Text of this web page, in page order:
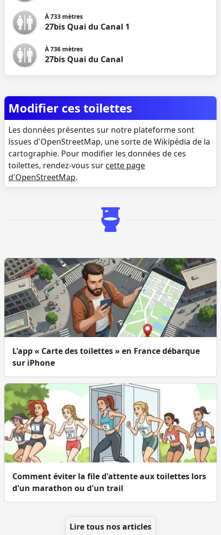
À733 mètres
27bis Quai du Canal 1
À736 mètres
27bis Quai du Canal
Modifier ces toilettes
Les données présentes sur notre plateforme sont
issues d'OpenStreetMap, une sorte de Wikipédia de la
cartographie. Pour modifier les données de ces
toilettes, rendez-vous sur cette page
d'OpenStreetMap.
L'app « Carte des toilettes » en France débarque
sur iPhone
Comment éviter la file d'attente aux toilettes lors
d'un marathon ou d'un trail
Lire tous nos articles